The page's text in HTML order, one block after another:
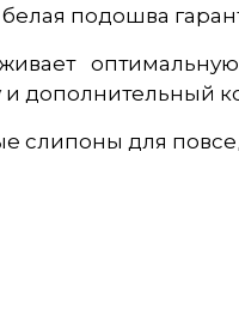
подошва
дополнительный
слипоны для